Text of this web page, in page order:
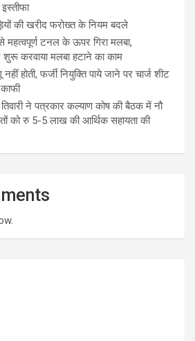
की खरीद फरोख्त के नियम बदले
महत्वपूर्ण टनल के ऊपर गिरा मलबा,
शुरू करवाया मलबा हटाने का काम
होती, फर्जी नियुक्ति पाये जाने पर चार्ज शीट
ने पत्रकार कल्याण कोष की बैठक में नौ
को रु 5-5 लाख की आर्थिक सहायता की